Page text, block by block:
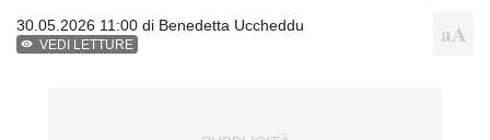
30.05.2026 11:00 di Benedetta Uccheddu
VEDI LETTURE